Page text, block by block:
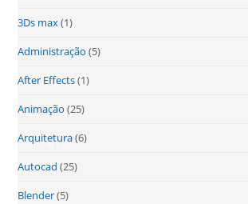
3Ds max(1)
Administração (5)
After Effects(1)
Animação (25)
Arquitetura(6)
Autocad (25)
Blender(5)